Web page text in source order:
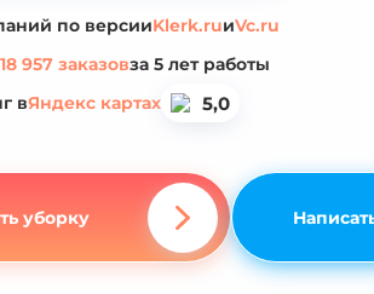
по версииKlerk.ruиVc.ru
18 957 заказовза 5 лет работы
вЯндекс картах 5,0
уборку